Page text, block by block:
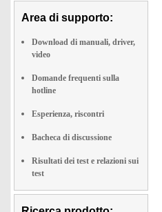
Area di supporto:
Download di manuali, driver,
video
Domande frequenti sulla
hotline
Esperienza, riscontri
Bacheca di discussione
Risultati dei test e relazioni sui
test